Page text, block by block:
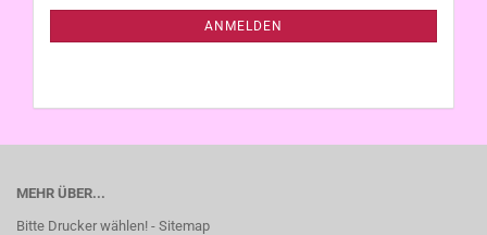
ANMELDEN
MEHR ÜBER...
Bitte Drucker wählen! - Sitemap